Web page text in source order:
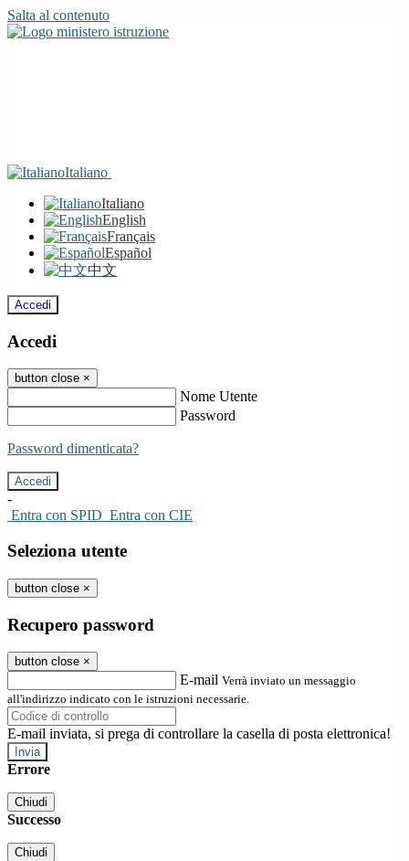
Salta al contenuto
Italiano
Italiano
English
Français
Español
中文
Accedi
Accedi
button close ×
Nome Utente
Password
Password dimenticata?
-
Entra con SPID Entra con CIE
Seleziona utente
button close ×
Recupero password
button close ×
E-mail Verrà inviato un messaggio
all'indirizzo indicato con le istruzioni necessarie.
E-mail inviata, si prega di controllare la casella di posta elettronica!
Errore
Chiudi
Successo
Chiudi